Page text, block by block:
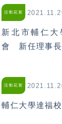
活動花絮
新北市輔仁大
會 新任理事長
活動花絮
輔仁大學達福